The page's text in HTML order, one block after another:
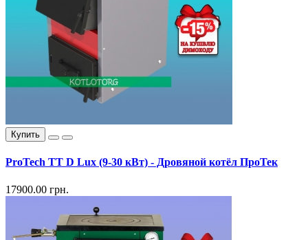
Купить
ProTech TT D Lux (9-30 кВт) - Дровяной котёл ПроТек
17900.00 грн.